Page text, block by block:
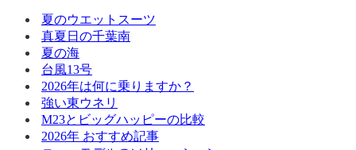
夏のウエットスーツ
真夏日の千葉南
夏の海
台風13号
2026年は何に乗りますか？
強い東ウネリ
M23とビッグハッピーの比較
2026年 おすすめ記事